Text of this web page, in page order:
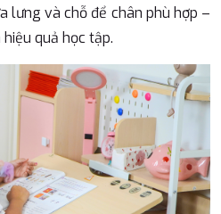
lưng và chỗ để chân phù hợp –
quả học tập.